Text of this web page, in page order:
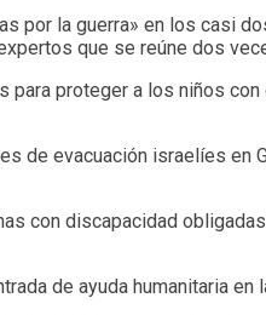
por la guerra» en los casi
que se reúne dos
proteger a los niños
de evacuación israelíes
con discapacidad
de ayuda humanitaria